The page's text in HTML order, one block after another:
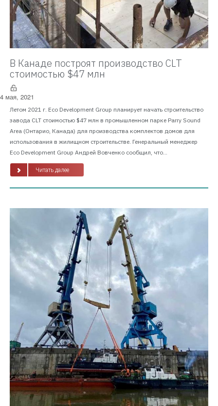
В Канаде построят производство CLT
стоимостью $47 млн
4 мая, 2021
Летом 2021 г. Eco Development Group планирует начать строительство
завода CLT стоимостью $47 млн в промышленном парке Parry Sound
Area (Онтарио, Канада) для производства комплектов домов для
использования в жилищном строительстве. Генеральный менеджер
Eco Development Group Андрей Вовченко сообщил, что...
Читать далее